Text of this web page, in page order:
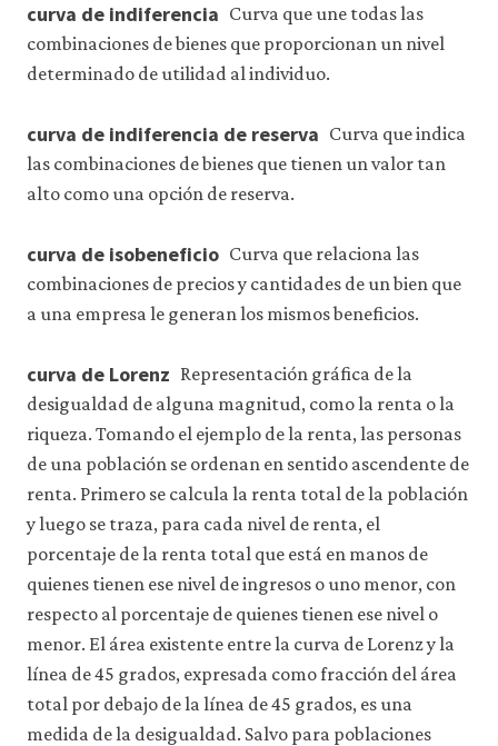
curva de indiferencia Curva que une todas las
combinaciones de bienes que proporcionan un nivel
determinado de utilidad al individuo.
curva de indiferencia de reserva Curva que indica
las combinaciones de bienes que tienen un valor tan
alto como una opción de reserva.
curva de isobeneficio Curva que relaciona las
combinaciones de precios y cantidades de un bien que
a una empresa le generan los mismos beneficios.
curva de Lorenz Representación gráfica de la
desigualdad de alguna magnitud, como la renta o la
riqueza. Tomando el ejemplo de la renta, las personas
de una población se ordenan en sentido ascendente de
renta. Primero se calcula la renta total de la población
y luego se traza, para cada nivel de renta, el
porcentaje de la renta total que está en manos de
quienes tienen ese nivel de ingresos o uno menor, con
respecto al porcentaje de quienes tienen ese nivel o
menor. El área existente entre la curva de Lorenz y la
línea de 45 grados, expresada como fracción del área
total por debajo de la línea de 45 grados, es una
medida de la desigualdad. Salvo para poblaciones